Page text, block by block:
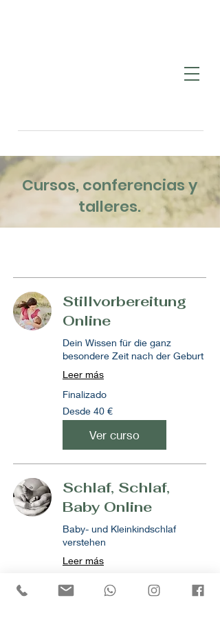
Cursos, conferencias y
talleres.
Stillvorbereitung
Online
Dein Wissen für die ganz
besondere Zeit nach der Geburt
Leer más
Finalizado
Desde
40
euros
Desde 40 €
Ver curso
Schlaf, Schlaf,
Baby Online
Baby- und Kleinkindschlaf
verstehen
Leer más
Desde
Desde 40 €